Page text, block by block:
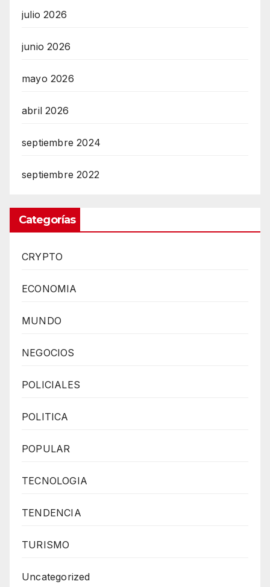
julio 2026
junio 2026
mayo 2026
abril 2026
septiembre 2024
septiembre 2022
Categorías
CRYPTO
ECONOMIA
MUNDO
NEGOCIOS
POLICIALES
POLITICA
POPULAR
TECNOLOGIA
TENDENCIA
TURISMO
Uncategorized